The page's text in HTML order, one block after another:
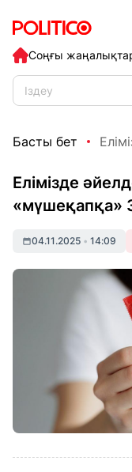
Соңғы
Басты бет
Елімізде
«мүшеқапқа»
04.11.2025 • 14:09